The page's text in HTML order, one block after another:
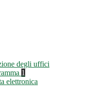
degli uffici
1
elettronica